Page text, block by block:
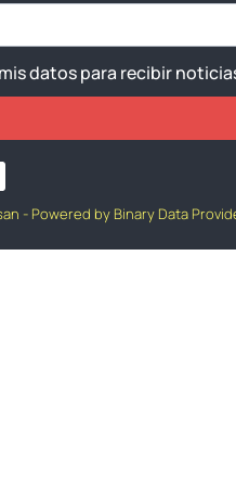
datos para recibir
- Powered by Binary Data